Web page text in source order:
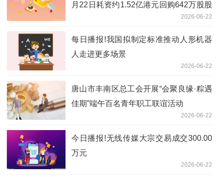
月22日耗资约1.52亿港元回购642万股股
2026-06-22
每日播报!我国拟制定标准推动人形机器
人走进更多场景
2026-06-22
唐山市丰南区总工会开展“会聚良缘·粽遇
佳期”端午百名青年职工联谊活动
2026-06-22
今日播报!无线传媒大宗交易成交300.00
万元
2026-06-22